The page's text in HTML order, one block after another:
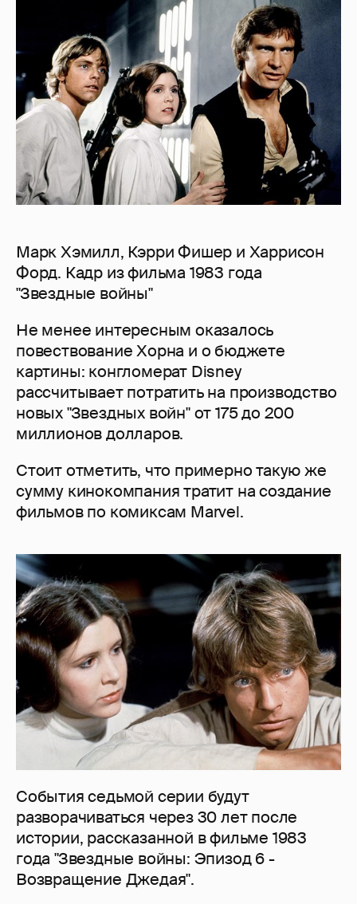
Марк Хэмилл, Кэрри Фишер и Харрисон
Форд. Кадр из фильма 1983 года
"Звездные войны"
Не менее интересным оказалось
повествование Хорна и о бюджете
картины: конгломерат Disney
рассчитывает потратить на производство
новых "Звездных войн" от 175 до 200
миллионов долларов.
Стоит отметить, что примерно такую же
сумму кинокомпания тратит на создание
фильмов по комиксам Marvel.
События седьмой серии будут
разворачиваться через 30 лет после
истории, рассказанной в фильме 1983
года "Звездные войны: Эпизод 6 -
Возвращение Джедая".